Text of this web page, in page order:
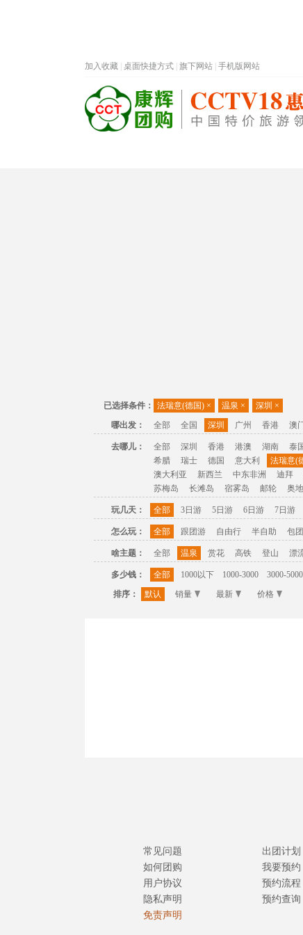
加入收藏 桌面快捷方式 旗下网站 手机版网站
已选择条件： 法瑞意(德国) × 温泉 × 深圳 ×
哪出发：
全部 全国 深圳 广州 香港 澳
去哪儿： 全部 深圳 香港 港澳 湖南 泰
希腊
瑞士 德国 意大利 法瑞意(
澳大利亚
新西兰 中东非洲 迪拜
苏梅岛
长滩岛 宿雾岛 邮轮 奥
玩几天： 全部 3日游 5日游 6日游 7日游
怎么玩： 全部 跟团游 自由行 半自助 包
啥主题： 全部 温泉 赏花 高铁 登山 漂
多少钱： 全部 1000以下 1000-3000 3000-5000
排序：
默认 销量 最新 价格
常见问题
如何团购
用户协议
隐私声明
免责声明
出团计划
我要预约
预约流程
预约查询